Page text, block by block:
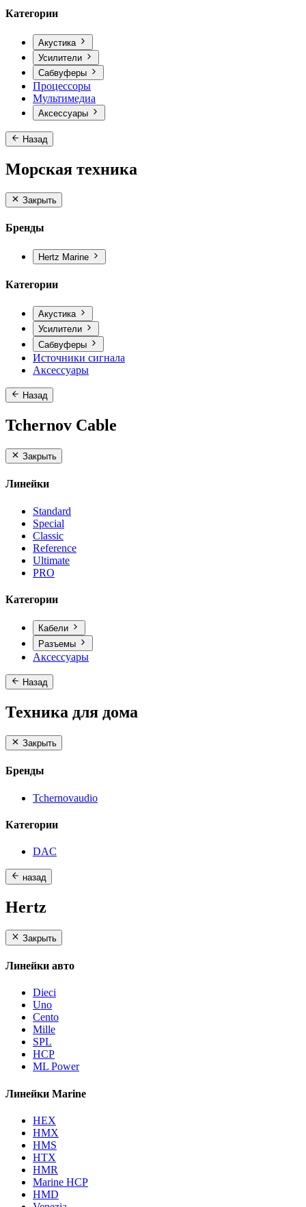
Категории
Акустика
Усилители
Сабвуферы
Процессоры
Мультимедиа
Аксессуары
Назад
Морская техника
Закрыть
Бренды
Hertz Marine
Категории
Акустика
Усилители
Сабвуферы
Источники сигнала
Аксессуары
Назад
Tchernov Cable
Закрыть
Линейки
Standard
Special
Classic
Reference
Ultimate
PRO
Категории
Кабели
Разъемы
Аксессуары
Назад
Техника для дома
Закрыть
Бренды
Tchernovaudio
Категории
DAC
назад
Hertz
Закрыть
Линейки авто
Dieci
Uno
Cento
Mille
SPL
HCP
ML Power
Линейки Marine
HEX
HMX
HMS
HTX
HMR
Marine HCP
HMD